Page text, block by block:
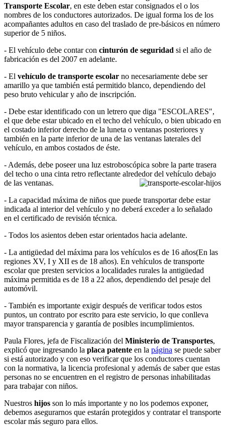
Transporte Escolar, en este deben estar consignados el o los
nombres de los conductores autorizados. De igual forma los de los
acompañantes adultos en caso del traslado de pre-básicos en número
superior de 5 niños.
- El vehículo debe contar con cinturón de seguridad si el año de
fabricación es del 2007 en adelante.
- El vehículo de transporte escolar no necesariamente debe ser
amarillo ya que también está permitido blanco, dependiendo del
peso bruto vehicular y año de inscripción.
- Debe estar identificado con un letrero que diga "ESCOLARES",
el que debe estar ubicado en el techo del vehículo, o bien ubicado en
el costado inferior derecho de la luneta o ventanas posteriores y
también en la parte inferior de una de las ventanas laterales del
vehículo, en ambos costados de éste.
- Además, debe poseer una luz estroboscópica sobre la parte trasera
del techo o una cinta retro reflectante alrededordel vehículo debajo
de las ventanas.
- La capacidad máxima de niños que puede transportar debe estar
indicada al interior del vehículo y no deberá exceder a lo señalado
en el certificado de revisión técnica.
- Todos los asientos deben estar orientados hacia adelante.
- La antigüedad del máxima para los vehículos es de 16 años(En las
regiones XV, I y XII es de 18 años). En vehículos de transporte
escolar que presten servicios a localidades rurales la antigüedad
máxima permitida es de 18 a 22 años, dependiendo del pesaje del
automóvil.
- También es importante exigir después de verificar todos estos
puntos, un contrato por escrito para este servicio, lo que conlleva
mayor transparencia y garantía de posibles incumplimientos.
Paula Flores, jefa de Fiscalización del Ministerio de Transportes,
explicó que ingresando la placa patente en la página se puede saber
si está autorizado y con eso verificar que los conductores cuentan
con la normativa, la licencia profesional y además de saber que estas
personas no se encuentren en el registro de personas inhabilitadas
para trabajar con niños.
Nuestros hijos son lo más importante y no los podemos exponer,
debemos asegurarnos que estarán protegidos y contratar el transporte
escolar más seguro para ellos.